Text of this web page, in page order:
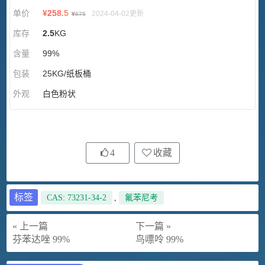
单价 ¥258.5 ¥675 2024-04-02更新
库存 2.5KG
含量 99%
包装 25KG/纸板桶
外观 白色粉状
4 收藏
标签 CAS: 73231-34-2 , 氟苯尼考
« 上一篇
芬苯达唑 99%
下一篇 »
鸟嘌呤 99%